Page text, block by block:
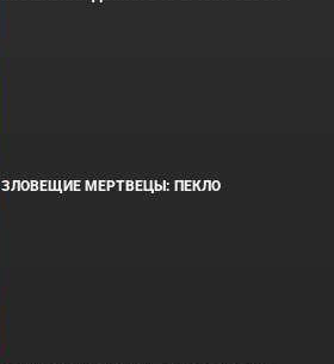
ЗЛОВЕЩИЕ МЕРТВЕЦЫ: ПЕКЛО